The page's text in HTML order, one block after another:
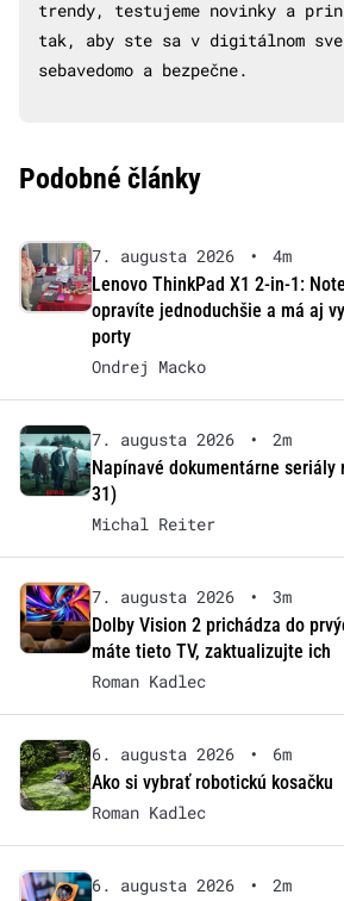
trendy, testujeme novinky a
tak, aby ste sa v digitálnom
sebavedomo a bezpečne.
Podobné články
7. augusta 2026 •
4m
Lenovo ThinkPad X1 2-in-1:
opravíte jednoduchšie a má aj
porty
Ondrej Macko
7. augusta 2026 •
2m
Napínavé dokumentárne
31)
Michal Reiter
7. augusta 2026 •
3m
Dolby Vision 2 prichádza do
máte tieto TV, zaktualizujte ich
Roman Kadlec
6. augusta 2026 •
6m
Ako si vybrať robotickú kosačku
Roman Kadlec
6. augusta 2026 •
2m